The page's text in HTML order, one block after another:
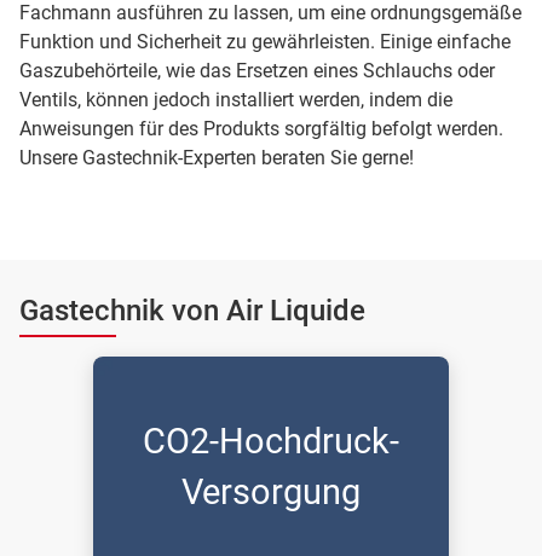
Fachmann ausführen zu lassen, um eine ordnungsgemäße
Funktion und Sicherheit zu gewährleisten. Einige einfache
Gaszubehörteile, wie das Ersetzen eines Schlauchs oder
Ventils, können jedoch installiert werden, indem die
Anweisungen für des Produkts sorgfältig befolgt werden.
Unsere Gastechnik-Experten beraten Sie gerne!
Gastechnik von Air Liquide
CO2-Hochdruck-
Versorgung